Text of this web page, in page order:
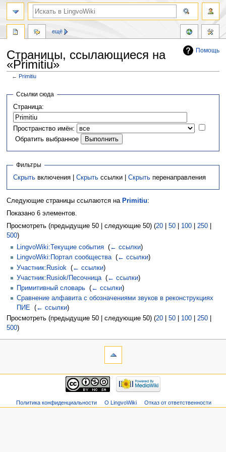
Помощь
Страницы, ссылающиеся на
«Primitiu»
←Primitiu
Перейти
навигации
Перейти
поиску
Ссылки сюда
Страница:
Пространство имён:
Обратить выбранное
Фильтры
Скрыть включения |Скрыть ссылки |Скрыть перенаправления
Следующие страницы ссылаются на Primitiu:
Показано 6 элементов.
Просмотреть (предыдущие 50 | следующие 50) (20| 50| 100| 250|
500)
LingvoWiki:Текущие события (← ссылки)
LingvoWiki:Портал сообщества‎ (← ссылки)
Участник:Rusiok
(← ссылки)
Участник:Rusiok/Песочница‎ (← ссылки)
Примитивный словарь (← ссылки)
Сравнение алфавита с обозначениями звуков в реконструкциях
ПИЕ (← ссылки)
Просмотреть (предыдущие 50 | следующие 50) (20| 50| 100| 250|
500)
ещё
Политика конфиденциальности О LingvoWiki Отказ от ответственности